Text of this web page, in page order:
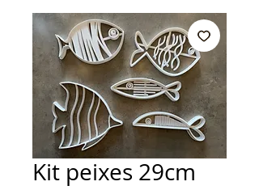
Kit peixes 29cm